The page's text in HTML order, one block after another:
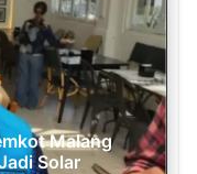
Malang
Solar